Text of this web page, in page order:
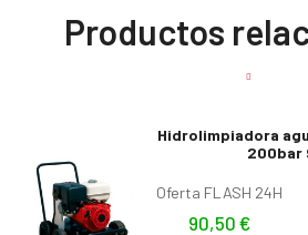
Productos
Hidrolimpiadora
200bar
Oferta FLASH 24H
90,50 €